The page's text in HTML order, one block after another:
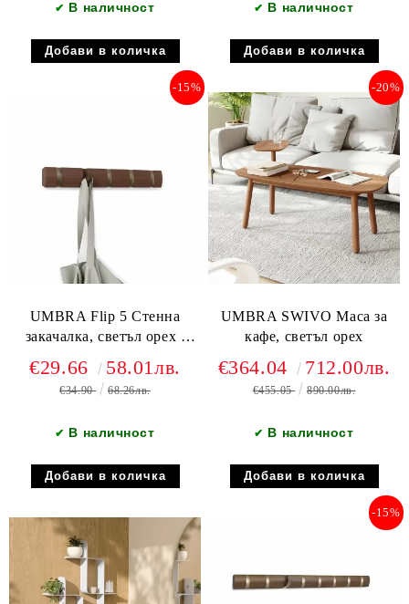
✔ В наличност ✔ В наличност
UMBRA Flip 5 Стенна
закачалка, светъл орех /
-15%
€29.66 58.01лв.
€34.90 68.26лв.
✔ В наличност
UMBRA SWIVO Маса за
кафе, светъл орех
-20%
€364.04 712.00лв.
€455.05 890.00лв.
✔ В наличност
-15%